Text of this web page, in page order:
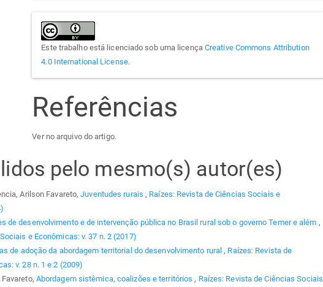
Este trabalho está licenciado sob uma licença Creative Commons Attribution
4.0 International License.
Referências
Ver no arquivo do artigo.
pelo mesmo(s) autor(es)
Arilson Favareto,Juventudes rurais, Raízes: Revista de Ciências Sociais e
de desenvolvimento e de intervenção pública no Brasil rural sob o governo Temer e além ,
e Econômicas: v. 37 n. 2 (2017)
de adoção da abordagem territorial do desenvolvimento rural, Raízes: Revista de
v. 28 n. 1 e 2 (2009)
Abordagem sistêmica, coalizões e territórios, Raízes: Revista de Ciências Sociais